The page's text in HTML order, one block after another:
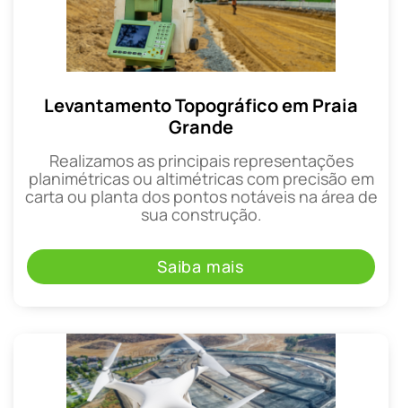
Levantamento Topográfico em Praia
Grande
Realizamos as principais representações
planimétricas ou altimétricas com precisão em
carta ou planta dos pontos notáveis na área de
sua construção.
Saiba mais